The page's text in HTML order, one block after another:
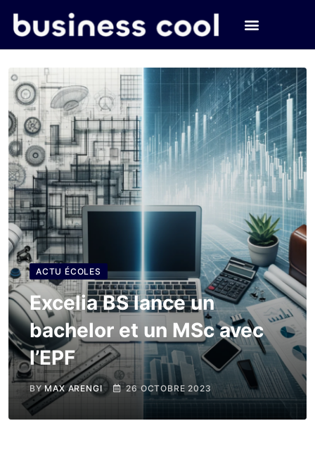
ACTU ÉCOLES
Excelia BS lance un
bachelor et un MSc avec
l’EPF
BYMAX ARENGI 26 OCTOBRE 2023